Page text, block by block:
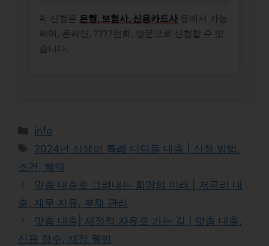
A. 신청은 은행, 보험사, 신용카드사 등에서 가능
하며, 온라인, ????전화, 방문으로 신청할 수 있
습니다.
Categories
info
Tags
2024년 신생아 특례 디딤돌 대출 | 신청 방법,
조건, 혜택
맞춤 대출로 그려내는 희망의 미래 | 저금리 대
출, 재무 자유, 부채 관리
맞춤 대출| 재정적 자유로 가는 길 | 맞춤 대출,
신용 점수, 재정 웰빙